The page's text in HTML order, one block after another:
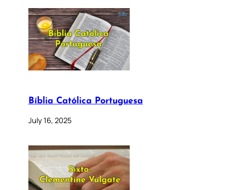
Bíblia Católica Portuguesa
July 16, 2025